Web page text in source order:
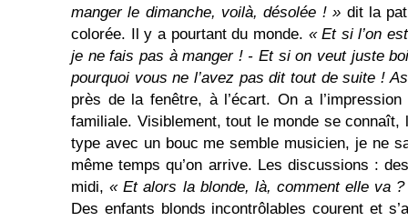
manger le dimanche, voilà, désolée ! » dit la
colorée. Il y a pourtant du monde. « Et si l’on
je ne fais pas à manger ! - Et si on veut juste
pourquoi vous ne l’avez pas dit tout de suite !
près de la fenêtre, à l’écart. On a l’impression
familiale. Visiblement, tout le monde se connaît,
type avec un bouc me semble musicien, je ne
même temps qu’on arrive. Les discussions :
midi,« Et alors la blonde, là, comment elle va
Des enfants blonds incontrôlables courent et